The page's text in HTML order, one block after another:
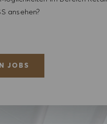
ansehen?
JOBS